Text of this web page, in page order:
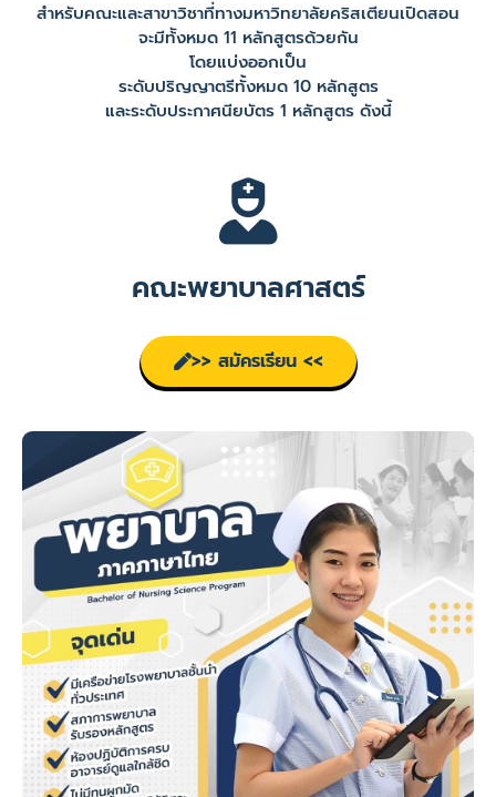
สำหรับคณะและสาขาวิชาที่ทางมหาวิทยาลัยคริสเตียนเปิดสอน
จะมีท้ังหมด 11 หลักสูตรด้วยกัน
โดยแบ่งออกเป็น
ระดับปริญญาตรีทั้งหมด 10 หลักสูตร
และระดับประกาศนียบัตร 1 หลักสูตร ดังนี้
คณะพยาบาลศาสตร์
>> สมัครเรียน <<